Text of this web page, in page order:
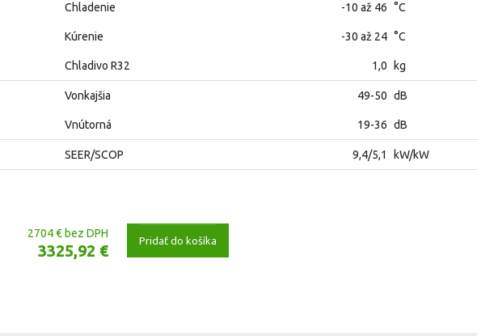
Chladenie -10 až 46 °C
Kúrenie -30 až 24 °C
Chladivo R32 1,0 kg
Vonkajšia 49-50 dB
Vnútorná 19-36 dB
SEER/SCOP 9,4/5,1 kW/kW
2704 € bez DPH
3325,92 €
Pridať do košíka